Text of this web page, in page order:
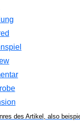
des Artikel, also